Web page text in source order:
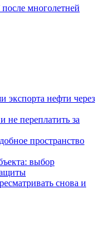
многолетней
экспорта нефти через
не переплатить за
пространство
выбор
снова и